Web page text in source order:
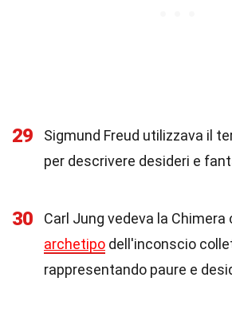
29
Sigmund Freud utilizzava il
per descrivere desideri e
30
Carl Jung vedeva la Chimera
archetipo dell'inconscio
rappresentando paure e